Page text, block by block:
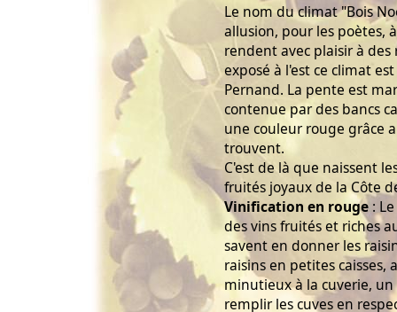
Le nom du climat "Bois
allusion, pour les poètes,
rendent avec plaisir à
exposé à l'est ce climat
Pernand. La pente est
contenue par des bancs
une couleur rouge grâce
trouvent.
C'est de là que naissent
fruités joyaux de la Côte
Vinification en rouge :
des vins fruités et riches
savent en donner les
raisins en petites caisses,
minutieux à la cuverie,
remplir les cuves en